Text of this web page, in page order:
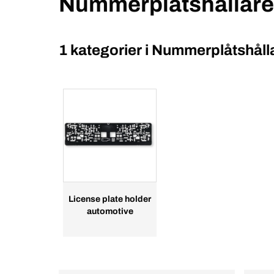
1 kategorier i
License plate holder
automotive